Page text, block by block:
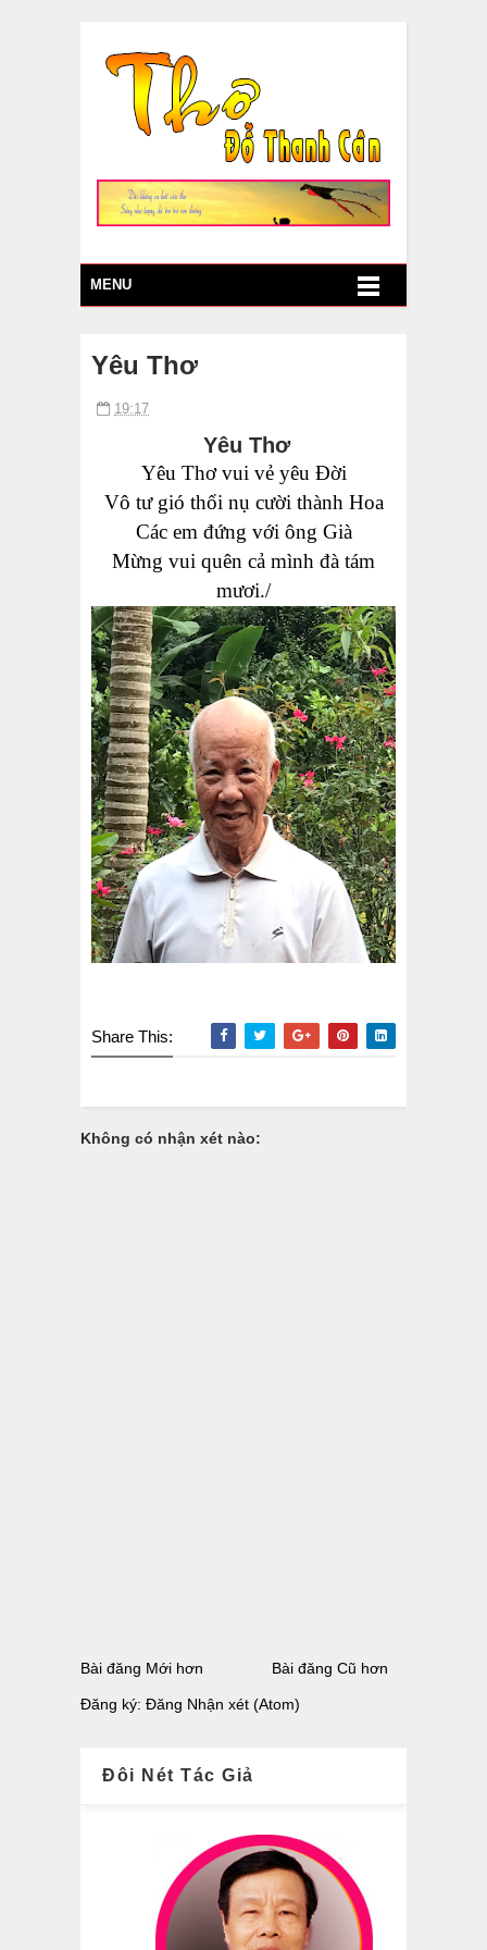
MENU
Yêu Thơ
19:17
Yêu Thơ
Yêu Thơ vui vẻ yêu Đời
Vô tư gió thổi nụ cười thành Hoa
Các em đứng với ông Già
Mừng vui quên cả mình đà tám
mươi./
Share This:
Không có nhận xét nào:
Bài đăng Mới hơn Bài đăng Cũ hơn
Đăng ký: Đăng Nhận xét (Atom)
Đôi Nét Tác Giả